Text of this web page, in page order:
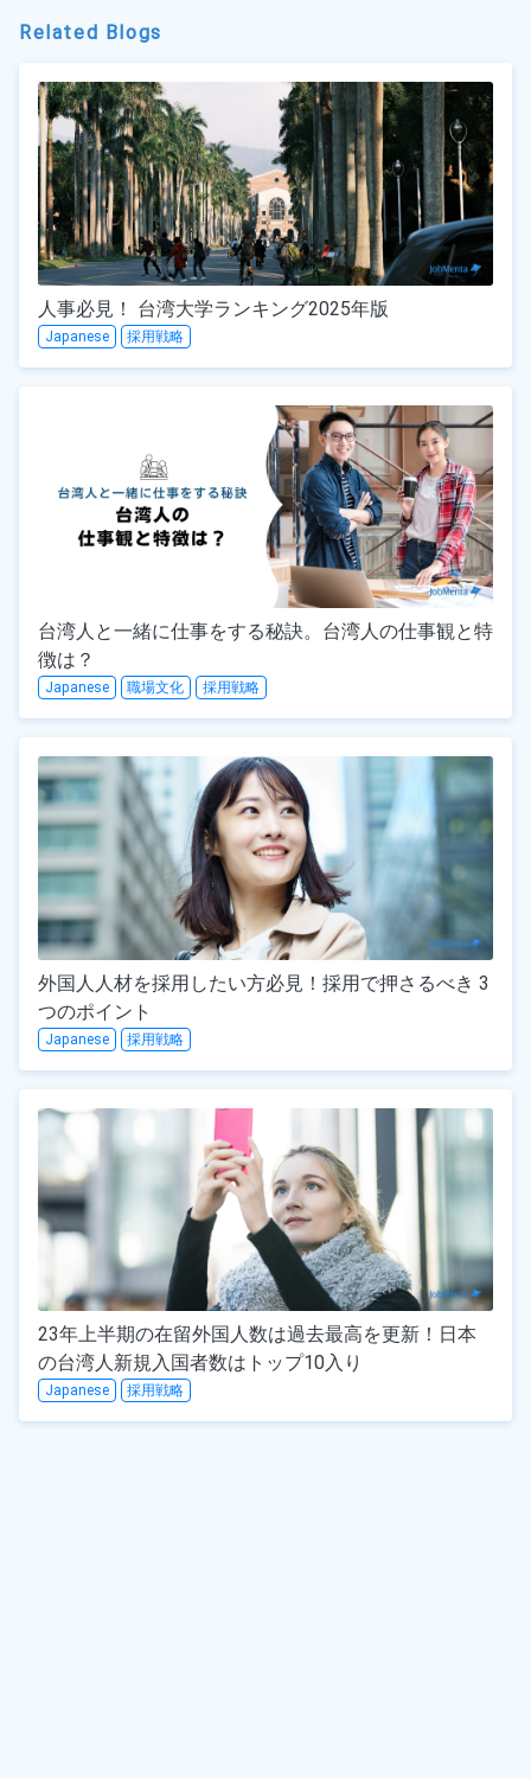
Related Blogs
人事必見！ 台湾大学ランキング2025年版
Japanese 採用戦略
台湾人と一緒に仕事をする秘訣。台湾人の仕事観と特
徴は？
Japanese 職場文化 採用戦略
外国人人材を採用したい方必見！採用で押さるべき 3
つのポイント
Japanese 採用戦略
23年上半期の在留外国人数は過去最高を更新！日本
の台湾人新規入国者数はトップ10入り
Japanese 採用戦略